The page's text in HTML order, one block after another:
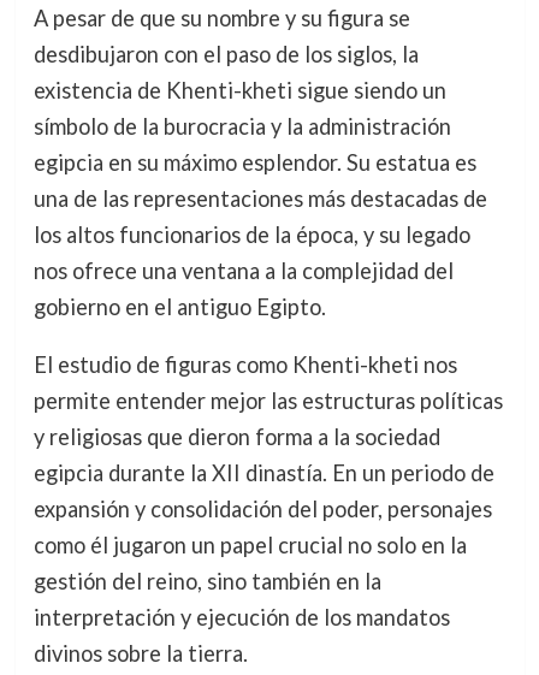
A pesar de que su nombre y su figura se
desdibujaron con el paso de los siglos, la
existencia de Khenti-kheti sigue siendo un
símbolo de la burocracia y la administración
egipcia en su máximo esplendor. Su estatua es
una de las representaciones más destacadas de
los altos funcionarios de la época, y su legado
nos ofrece una ventana a la complejidad del
gobierno en el antiguo Egipto.
El estudio de figuras como Khenti-kheti nos
permite entender mejor las estructuras políticas
y religiosas que dieron forma a la sociedad
egipcia durante la XII dinastía. En un periodo de
expansión y consolidación del poder, personajes
como él jugaron un papel crucial no solo en la
gestión del reino, sino también en la
interpretación y ejecución de los mandatos
divinos sobre la tierra.